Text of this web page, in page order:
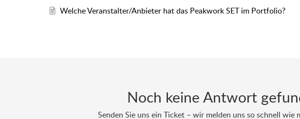
Welche Veranstalter/Anbieter hat das Peakwork SET im Portfolio?
Noch keine Antwort
Senden Sie uns ein Ticket – wir melden uns so schnell wie